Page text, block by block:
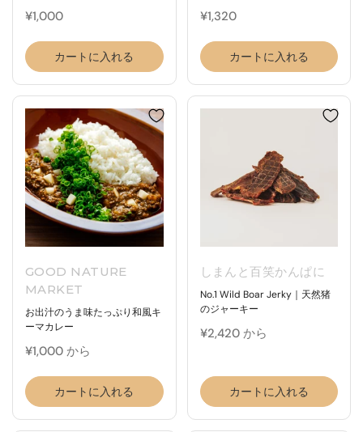
¥1,000
カートに入れる
¥1,320
カートに入れる
GOOD NATURE
MARKET
お出汁のうま味たっぷり和風キ
ーマカレー
¥1,000 から
カートに入れる
しまんと百笑かんぱに
No.1 Wild Boar Jerky｜天然猪
のジャーキー
¥2,420 から
カートに入れる